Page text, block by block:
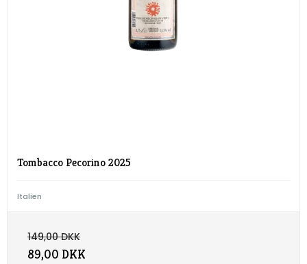
Tombacco Pecorino 2025
Italien
149,00 DKK
89,00 DKK